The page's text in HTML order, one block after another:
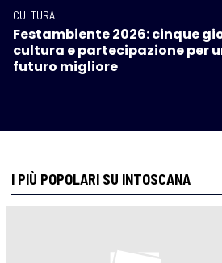
CULTURA
Festambiente 2026: cinque
cultura e partecipazione per
futuro migliore
I PIÙ POPOLARI SU INTOSCANA